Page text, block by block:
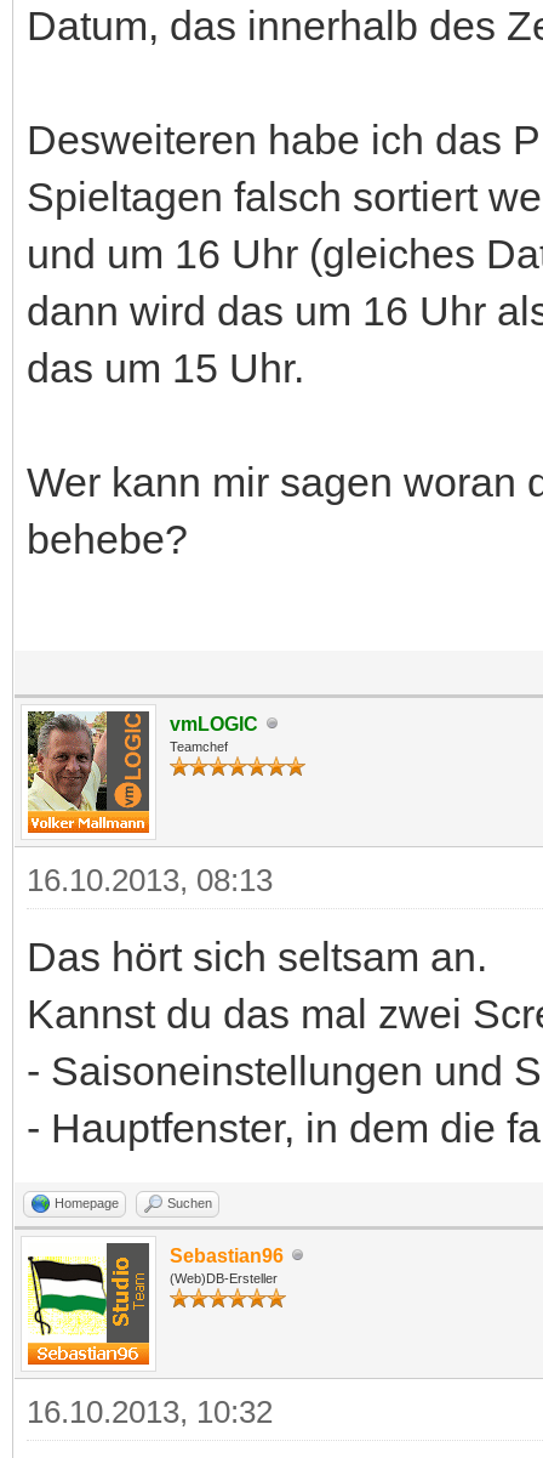
Datum, das innerhalb des
Desweiteren habe ich das
Spieltagen falsch sortiert
und um 16 Uhr (gleiches
dann wird das um 16 Uhr
das um 15 Uhr.
Wer kann mir sagen woran
behebe?
vmLOGIC
Teamchef
16.10.2013, 08:13
Das hört sich seltsam an.
Kannst du das mal zwei
- Saisoneinstellungen und
- Hauptfenster, in dem die
Homepage Suchen
Sebastian96
(Web)DB-Ersteller
16.10.2013, 10:32